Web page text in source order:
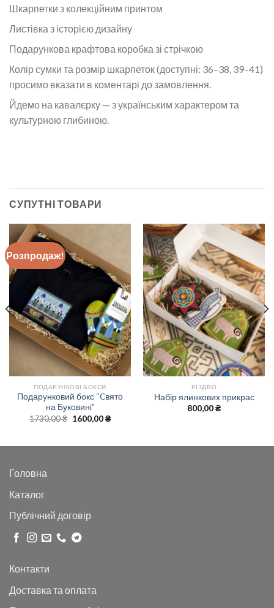
Шкарпетки з колекційним принтом
Листівка з історією дизайну
Подарункова крафтова коробка зі стрічкою
Колір сумки та розмір шкарпеток (доступні: 36–38, 39–41)
просимо вказати в коментарі до замовлення.
Йдемо на кавалєрку — з українським характером та
культурною глибиною.
СУПУТНІ ТОВАРИ
Розпродаж!
ПОДАРУНКОВІ БОКСИ
Подарунковий бокс “Cвято
на Буковині”
1730,00₴ Оригінальна
1600,00₴Поточна
РІЗДВО
Набір ялинкових прикрас
800,00₴
Головна
Каталог
Публічний договір
Контакти
Доставка та оплата